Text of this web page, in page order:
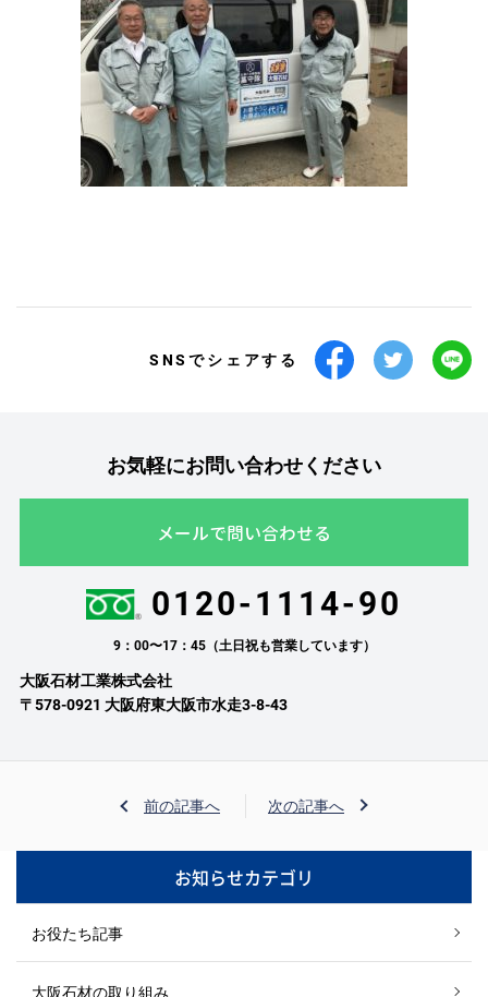
SNSでシェアする
お気軽にお問い合わせください
メールで問い合わせる
0120-1114-90
9：00〜17：45（土日祝も営業しています）
大阪石材工業株式会社
〒578-0921 大阪府東大阪市水走3-8-43
前の記事へ 次の記事へ
お知らせカテゴリ
お役たち記事
大阪石材の取り組み